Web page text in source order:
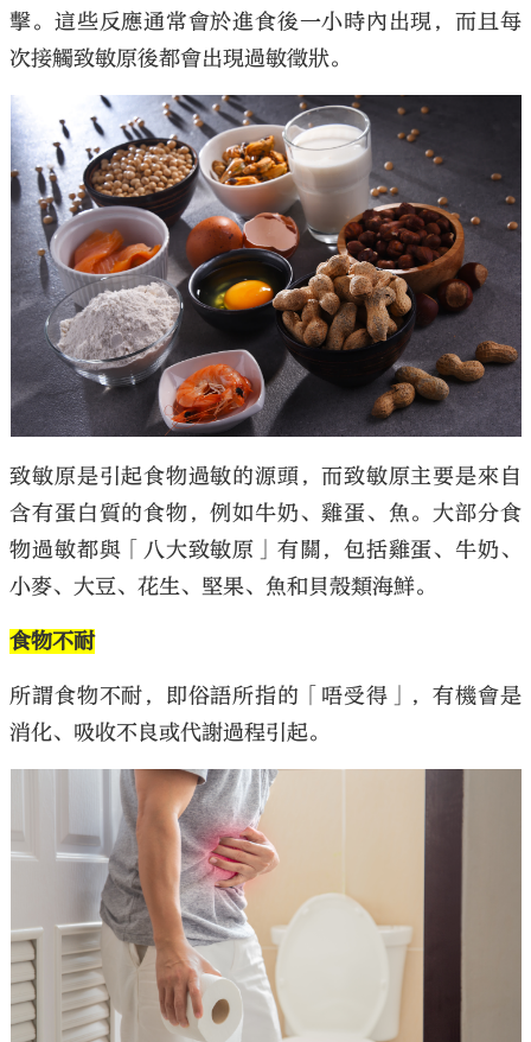
擊。這些反應通常會於進食後一小時內出現，而且每
次接觸致敏原後都會出現過敏徵狀。
致敏原是引起食物過敏的源頭，而致敏原主要是來自
含有蛋白質的食物，例如牛奶、雞蛋、魚。大部分食
物過敏都與「八大致敏原」有關，包括雞蛋、牛奶、
小麥、大豆、花生、堅果、魚和貝殼類海鮮。
食物不耐
所謂食物不耐，即俗語所指的「唔受得」，有機會是
消化、吸收不良或代謝過程引起。